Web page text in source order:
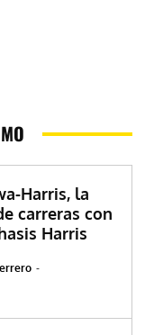
Harris, la
carreras con
Harris
-